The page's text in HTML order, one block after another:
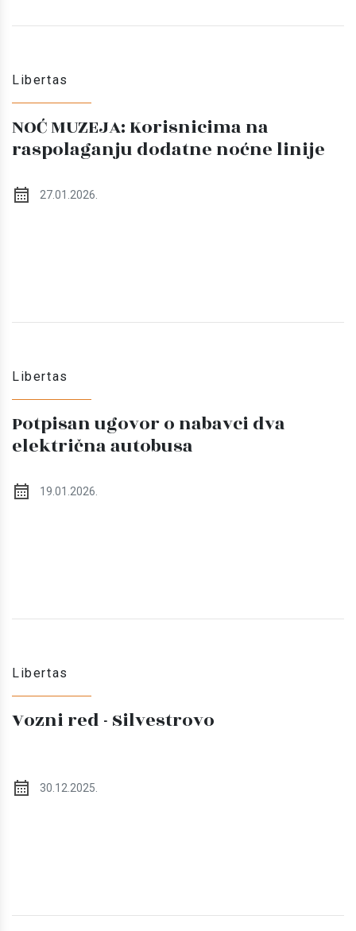
Libertas
NOĆ MUZEJA: Korisnicima na
raspolaganju dodatne noćne linije
27.01.2026.
Libertas
Potpisan ugovor o nabavci dva
električna autobusa
19.01.2026.
Libertas
Vozni red - Silvestrovo
30.12.2025.